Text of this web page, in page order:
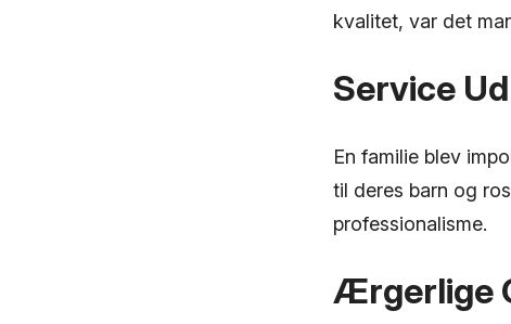
kvalitet, var det
Service
En familie blev
til deres barn og
professionalisme.
Ærgerlige